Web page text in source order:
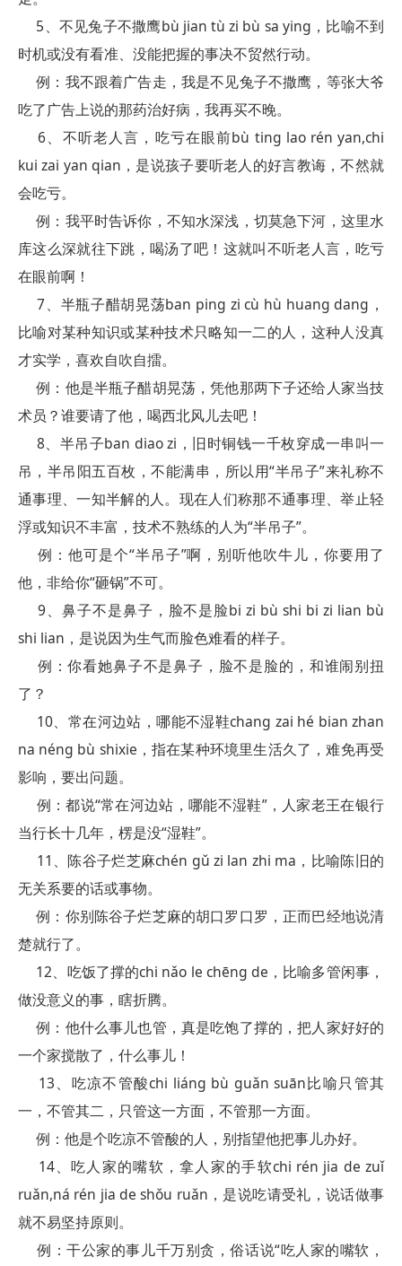
5、不见兔子不撒鹰bù jian tù zi bù sa ying，比喻不到
时机或没有看准、没能把握的事决不贸然行动。
例：我不跟着广告走，我是不见兔子不撒鹰，等张大爷
吃了广告上说的那药治好病，我再买不晚。
6、不听老人言，吃亏在眼前bù ting lao rén yan,chi
kui zai yan qian，是说孩子要听老人的好言教诲，不然就
会吃亏。
例：我平时告诉你，不知水深浅，切莫急下河，这里水
库这么深就往下跳，喝汤了吧！这就叫不听老人言，吃亏
在眼前啊！
7、半瓶子醋胡晃荡ban ping zi cù hù huang dang，
比喻对某种知识或某种技术只略知一二的人，这种人没真
才实学，喜欢自吹自擂。
例：他是半瓶子醋胡晃荡，凭他那两下子还给人家当技
术员？谁要请了他，喝西北风儿去吧！
8、半吊子ban diao zi，旧时铜钱一千枚穿成一串叫一
吊，半吊阳五百枚，不能满串，所以用“半吊子”来礼称不
通事理、一知半解的人。现在人们称那不通事理、举止轻
浮或知识不丰富，技术不熟练的人为“半吊子”。
例：他可是个“半吊子”啊，别听他吹牛儿，你要用了
他，非给你“砸锅”不可。
9、鼻子不是鼻子，脸不是脸bi zi bù shi bi zi lian bù
shi lian，是说因为生气而脸色难看的样子。
例：你看她鼻子不是鼻子，脸不是脸的，和谁闹别扭
了？
10、常在河边站，哪能不湿鞋chang zai hé bian zhan
na néng bù shixie，指在某种环境里生活久了，难免再受
影响，要出问题。
例：都说“常在河边站，哪能不湿鞋”，人家老王在银行
当行长十几年，楞是没“湿鞋”。
11、陈谷子烂芝麻chén gǔ zi lan zhi ma，比喻陈旧的
无关系要的话或事物。
例：你别陈谷子烂芝麻的胡口罗口罗，正而巴经地说清
楚就行了。
12、吃饭了撑的chi nǎo le chēng de，比喻多管闲事，
做没意义的事，瞎折腾。
例：他什么事儿也管，真是吃饱了撑的，把人家好好的
一个家搅散了，什么事儿！
13、吃凉不管酸chi liáng bù guǎn suān比喻只管其
一，不管其二，只管这一方面，不管那一方面。
例：他是个吃凉不管酸的人，别指望他把事儿办好。
14、吃人家的嘴软，拿人家的手软chi rén jia de zuǐ
ruǎn,ná rén jia de shǒu ruǎn，是说吃请受礼，说话做事
就不易坚持原则。
例：干公家的事儿千万别贪，俗话说“吃人家的嘴软，